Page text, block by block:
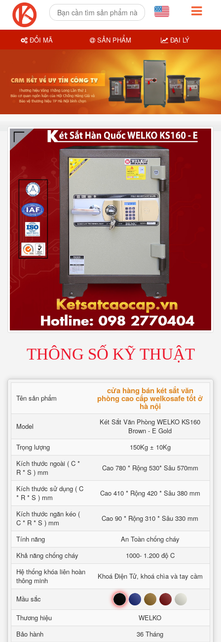
THÔNG SỐ KỸ THUẬT
Tên sản phẩm
cửa hàng bán két sắt văn
phòng cao cấp welkosafe tốt ở
hà nội
Model
Két Sắt Văn Phòng WELKO KS160
Brown - E Gold
Trọng lượng
150Kg ± 10Kg
Kích thước ngoài ( C *
R * S ) mm
Cao 780 * Rộng 530* Sâu 570mm
Kích thước sử dụng ( C
* R * S ) mm
Cao 410 * Rộng 420 * Sâu 380 mm
Kích thước ngăn kéo (
C * R * S ) mm
Cao 90 * Rộng 310 * Sâu 330 mm
Tính năng
An Toàn chống cháy
Khả năng chống cháy
1000- 1.200 độ C
Hệ thống khóa liên hoàn
thông minh
Khoá Điện Tử, khoá chìa và tay cầm
Mầu sắc Đen Xanh Nâu Đỏ Trắng
Thương hiệu
WELKO
Bảo hành
36 Tháng
ĐỔI MÃ SẢN PHẨM ĐẠI LÝ